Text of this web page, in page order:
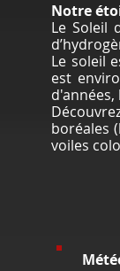
Notre
Le Soleil
Le soleil
est
boréales
voiles